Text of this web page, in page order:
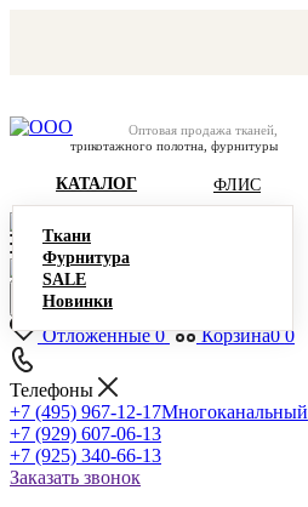
Оптовая продажа тканей,
трикотажного полотна, фурнитуры
КАТАЛОГ
Ткани
Фурнитура
SALE
Новинки
ФЛИС
Отложенные 0 Корзина0 0
Телефоны
+7 (495) 967-12-17Многоканальный
+7 (929) 607-06-13
+7 (925) 340-66-13
Заказать звонок